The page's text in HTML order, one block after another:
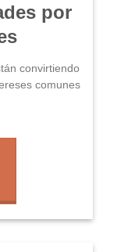
por
convirtiendo
comunes